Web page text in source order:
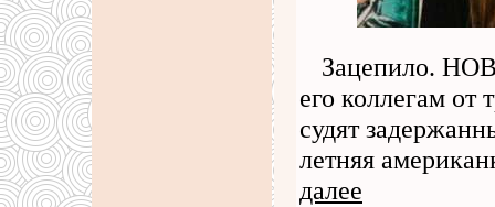
Зацепило.
его коллегам
судят
летняя
далее